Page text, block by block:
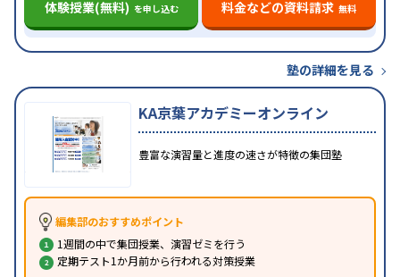
体験授業(無料) を申し込む 料金などの資料請求 無料
塾の詳細を見る
KA京葉アカデミーオンライン
豊富な演習量と進度の速さが特徴の集団塾
編集部のおすすめポイント
1週間の中で集団授業、演習ゼミを行う
定期テスト1か月前から行われる対策授業